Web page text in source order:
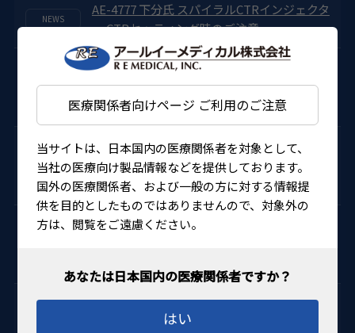
医療関係者向けページ ご利用のご注意
当サイトは、日本国内の医療関係者を対象として、
当社の医療向け製品情報などを提供しております。
国外の医療関係者、および一般の方に対する情報提
供を目的としたものではありませんので、対象外の
方は、閲覧をご遠慮ください。
はい
AE-4777 下分氏 スパイラルCTRインジェクタ
ー CTRセッティング時のご注意
2024年12月24日
標準販売価格改定のお知らせ (ライカート
社トノペンAVIA、動物用トノペンAVIA)
2024年11月22日
ボルク社ロゴの変更に伴うデザイン及び梱包
形態変更のお知らせ
2024年11月19日
2024年10月28日
標準販売価格改定のお知らせ (ハーグスト